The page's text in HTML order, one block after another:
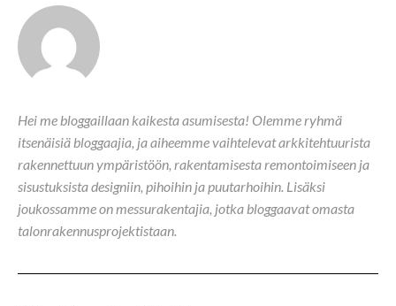
Hei me bloggaillaan kaikesta asumisesta! Olemme ryhmä
itsenäisiä bloggaajia, ja aiheemme vaihtelevat arkkitehtuurista
rakennettuun ympäristöön, rakentamisesta remontoimiseen ja
sisustuksista designiin, pihoihin ja puutarhoihin. Lisäksi
joukossamme on messurakentajia, jotka bloggaavat omasta
talonrakennusprojektistaan.